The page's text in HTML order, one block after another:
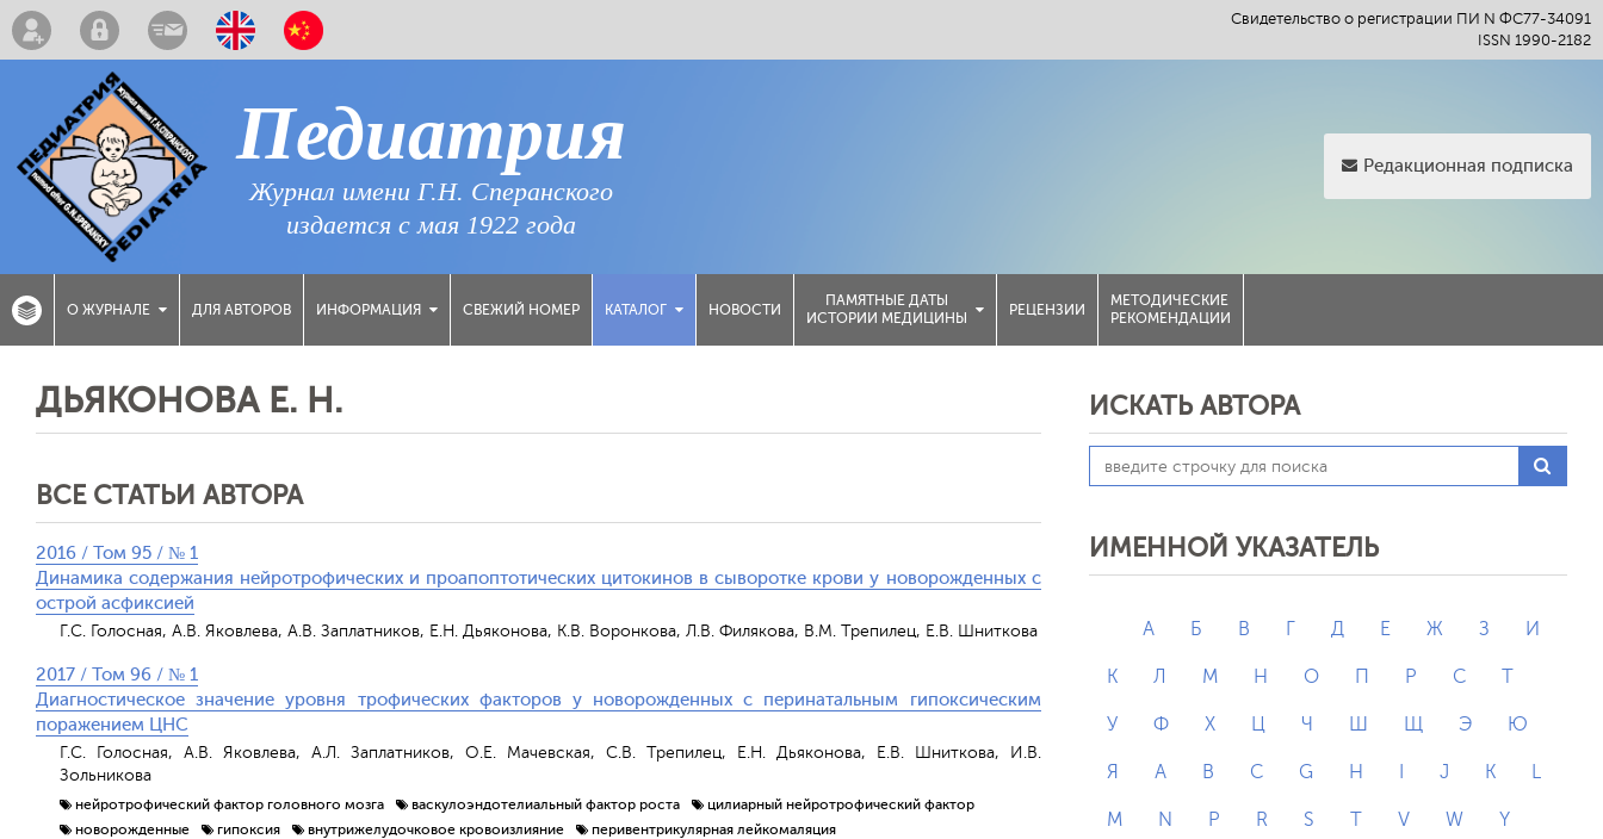
Свидетельство о регистрации ПИ N ФС77-34091
ISSN 1990-2182
Педиатрия
Журнал имени Г.Н. Сперанского
издается с мая 1922 года
Редакционная подписка
О ЖУРНАЛЕ ДЛЯ АВТОРОВ ИНФОРМАЦИЯ СВЕЖИЙ НОМЕР КАТАЛОГ НОВОСТИ
ПАМЯТНЫЕ ДАТЫ
ИСТОРИИ МЕДИЦИНЫ
РЕЦЕНЗИИ
МЕТОДИЧЕСКИЕ
РЕКОМЕНДАЦИИ
ДЬЯКОНОВА Е. Н.
ВСЕ СТАТЬИ АВТОРА
2016 / Том 95 / № 1
Динамика содержания нейротрофических и проапоптотических цитокинов в сыворотке крови у новорожденных с
острой асфиксией
Г.С. Голосная, А.В. Яковлева, А.В. Заплатников, Е.Н. Дьяконова, К.В. Воронкова, Л.В. Филякова, В.М. Трепилец, Е.В. Шниткова
2017 / Том 96 / № 1
Диагностическое значение уровня трофических факторов у новорожденных с перинатальным гипоксическим
поражением ЦНС
Г.С. Голосная, А.В. Яковлева, А.Л. Заплатников, О.Е. Мачевская, С.В. Трепилец, Е.Н. Дьяконова, Е.В. Шниткова, И.В.
Зольникова
нейротрофический фактор головного мозга васкулоэндотелиальный фактор роста
цилиарный нейротрофический фактор
новорожденные
гипоксия внутрижелудочковое кровоизлияние перивентрикулярная лейкомаляция
ИСКАТЬ АВТОРА
ИМЕННОЙ УКАЗАТЕЛЬ
А Б В Г Д Е Ж З И
К Л М Н О П Р С Т
У Ф Х Ц Ч Ш Щ Э Ю
Я A B C G H J K L
M N P R S T V W Y